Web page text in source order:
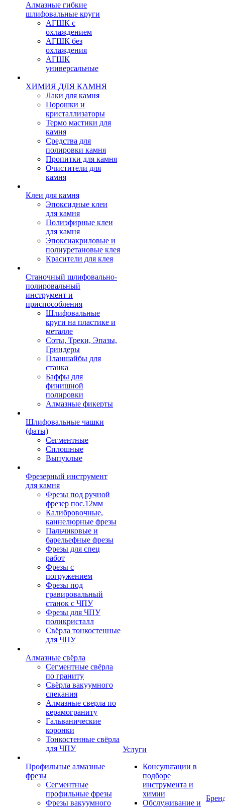
Алмазные гибкие
шлифовальные круги
АГШК с
охлаждением
АГШК без
охлаждения
АГШК
универсальные
ХИМИЯ ДЛЯ КАМНЯ
Лаки для камня
Порошки и
кристаллизаторы
Термо мастики для
камня
Средства для
полировки камня
Пропитки для камня
Очистители для
камня
Клеи для камня
Эпоксидные клеи
для камня
Полиэфирные клеи
для камня
Эпоксиакриловые и
полиуретановые клея
Красители для клея
Станочный шлифовально-
полировальный
инструмент и
приспособления
Шлифовальные
круги на пластике и
металле
Соты, Треки, Эпазы,
Гриндеры
Планшайбы для
станка
Баффы для
финишной
полировки
Алмазные фикерты
Шлифовальные чашки
(фаты)
Сегментные
Сплошные
Выпуклые
Фрезерный инструмент
для камня
Фрезы под ручной
фрезер пос.12мм
Калибровочные,
каннелюрные фрезы
Пальчиковые и
барельефные фрезы
Фрезы для спец
работ
Фрезы с
погружением
Фрезы под
гравировальный
станок с ЧПУ
Фрезы для ЧПУ
поликристалл
Свёрла тонкостенные
для ЧПУ
Алмазные свёрла
Сегментные свёрла
по граниту
Свёрла вакуумного
спекания
Алмазные сверла по
керамограниту
Гальванические
коронки
Тонкостенные свёрла
для ЧПУ
Профильные алмазные
фрезы
Сегментные
профильные фрезы
Фрезы вакуумного
Услуги
Консультации в
подборе
инструмента и
химии
Обслуживание и